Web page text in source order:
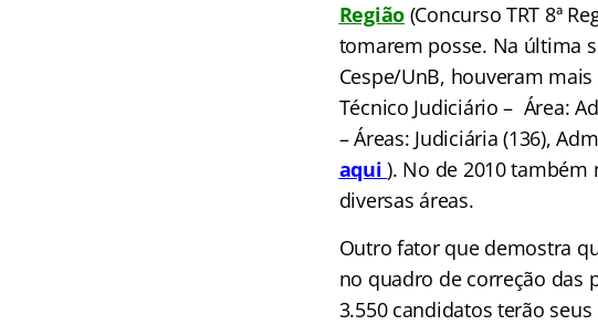
Região (Concurso TRT 8ª
tomarem posse. Na última
Cespe/UnB, houveram
Técnico Judiciário – Área:
– Áreas: Judiciária (136),
aqui). No de 2010
diversas áreas.
Outro fator que demostra
no quadro de correção das
3.550 candidatos terão